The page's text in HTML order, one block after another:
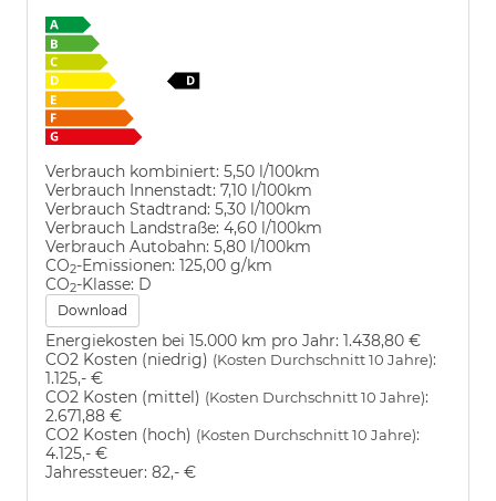
Verbrauch kombiniert: 5,50 l/100km
Verbrauch Innenstadt: 7,10 l/100km
Verbrauch Stadtrand: 5,30 l/100km
Verbrauch Landstraße: 4,60 l/100km
Verbrauch Autobahn: 5,80 l/100km
CO2-Emissionen: 125,00 g/km
CO2-Klasse: D
Download
Energiekosten bei 15.000 km pro Jahr: 1.438,80 €
CO2 Kosten (niedrig) (Kosten Durchschnitt 10 Jahre):
1.125,- €
CO2 Kosten (mittel) (Kosten Durchschnitt 10 Jahre):
2.671,88 €
CO2 Kosten (hoch) (Kosten Durchschnitt 10 Jahre):
4.125,- €
Jahressteuer: 82,- €